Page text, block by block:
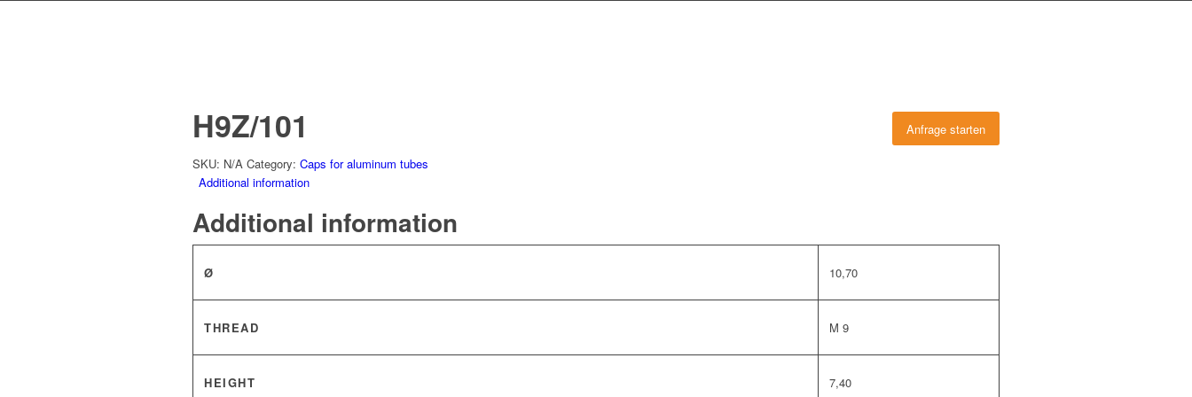
Anfrage starten
H9Z/101
SKU: N/A Category: Caps for aluminum tubes
Additional information
Additional information
Ø 10,70
THREAD M 9
HEIGHT 7,40